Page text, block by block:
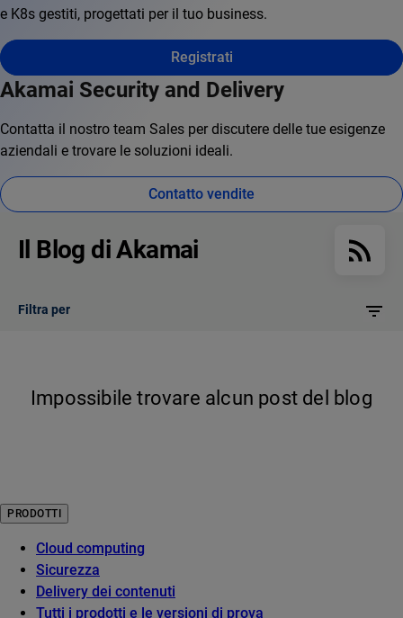
e K8s gestiti, progettati per il tuo business.
Registrati
Akamai Security and Delivery
Contatta il nostro team Sales per discutere delle tue esigenze
aziendali e trovare le soluzioni ideali.
Contatto vendite
Il Blog di Akamai
Filtra per
Impossibile trovare alcun post del blog
PRODOTTI
Cloud computing
Sicurezza
Delivery dei contenuti
Tutti i prodotti e le versioni di prova